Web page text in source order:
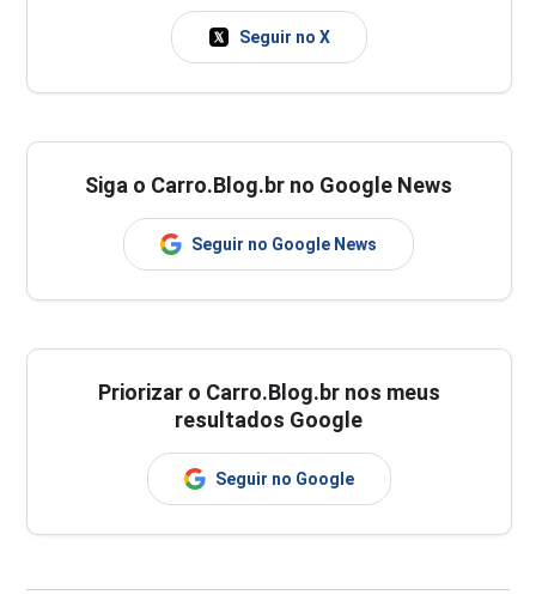
Seguir no X
Siga o Carro.Blog.br no Google News
Seguir no Google News
Priorizar o Carro.Blog.br nos meus
resultados Google
Seguir no Google